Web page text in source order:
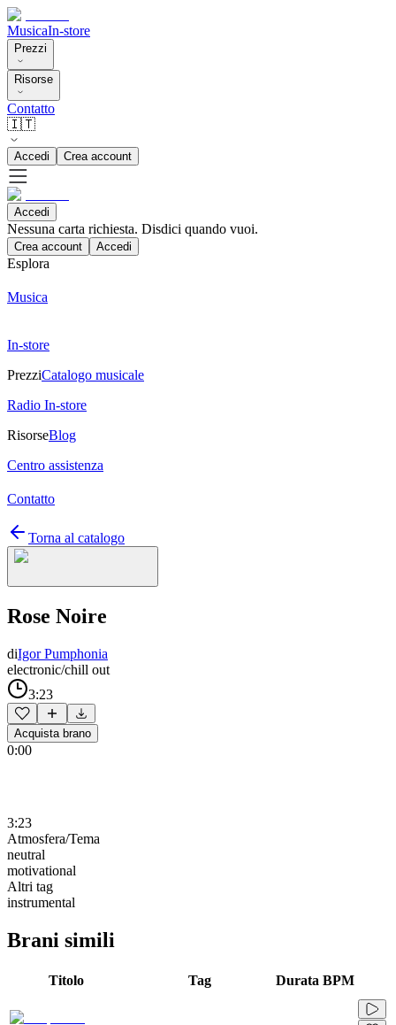
MusicaIn-store
Prezzi
Risorse
Contatto
🇮🇹
Accedi Crea account
Accedi
Nessuna carta richiesta. Disdici quando vuoi.
Crea account Accedi
Esplora
Musica
In-store
PrezziCatalogo musicale
Radio In-store
RisorseBlog
Centro assistenza
Contatto
Torna al catalogo
Rose Noire
diIgor Pumphonia
electronic/chill out
3:23
Acquista brano
0:00
3:23
Atmosfera/Tema
neutral
motivational
Altri tag
instrumental
Brani simili
Titolo Tag Durata BPM